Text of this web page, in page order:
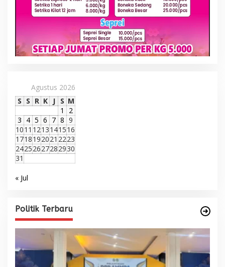
Agustus 2026
S S R K J S M
1
2
3 4 5 6 7 8 9
1011 1213141516
1718192021 2223
24252627282930
31
« Jul
Politik Terbaru